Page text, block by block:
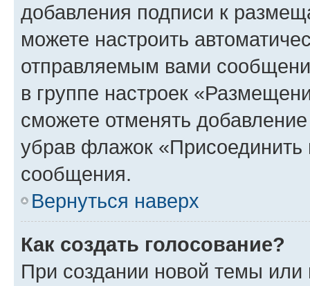
добавления подписи к
можете настроить
отправляемым вами
в группе настроек
сможете отменять
убрав флажок
сообщения.
Вернуться наверх
Как создать голосование?
При создании новой темы или